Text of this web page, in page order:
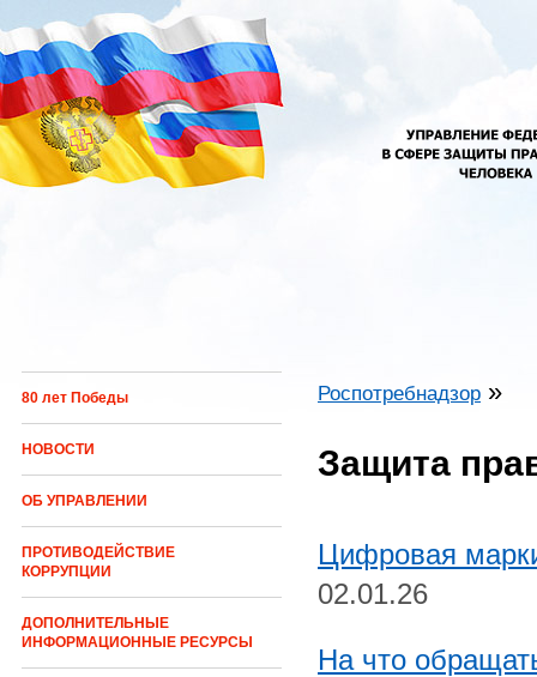
Перейти к основному содержанию
80 лет Победы
НОВОСТИ
ОБ УПРАВЛЕНИИ
ПРОТИВОДЕЙСТВИЕ
КОРРУПЦИИ
ДОПОЛНИТЕЛЬНЫЕ
ИНФОРМАЦИОННЫЕ РЕСУРСЫ
Роспотребнадзор »
Защита
Цифровая
02.01.26
На что